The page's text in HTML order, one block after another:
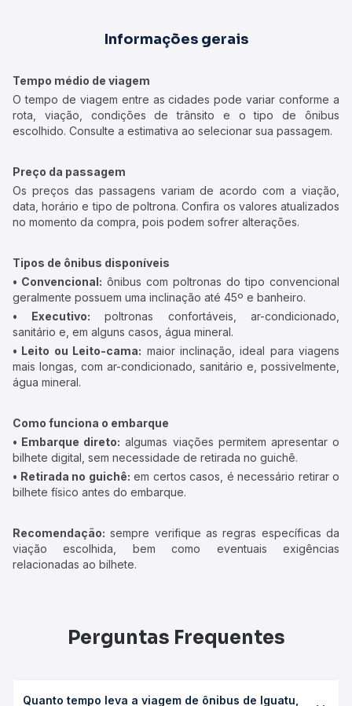
Informações gerais
Tempo médio de viagem
O tempo de viagem entre as cidades pode variar conforme a
rota, viação, condições de trânsito e o tipo de ônibus
escolhido. Consulte a estimativa ao selecionar sua passagem.
Preço da passagem
Os preços das passagens variam de acordo com a viação,
data, horário e tipo de poltrona. Confira os valores atualizados
no momento da compra, pois podem sofrer alterações.
Tipos de ônibus disponíveis
• Convencional: ônibus com poltronas do tipo convencional
geralmente possuem uma inclinação até 45º e banheiro.
• Executivo: poltronas confortáveis, ar-condicionado,
sanitário e, em alguns casos, água mineral.
• Leito ou Leito-cama: maior inclinação, ideal para viagens
mais longas, com ar-condicionado, sanitário e, possivelmente,
água mineral.
Como funciona o embarque
• Embarque direto: algumas viações permitem apresentar o
bilhete digital, sem necessidade de retirada no guichê.
• Retirada no guichê: em certos casos, é necessário retirar o
bilhete físico antes do embarque.
Recomendação: sempre verifique as regras específicas da
viação escolhida, bem como eventuais exigências
relacionadas ao bilhete.
Perguntas Frequentes
Quanto tempo leva a viagem de ônibus de Iguatu,